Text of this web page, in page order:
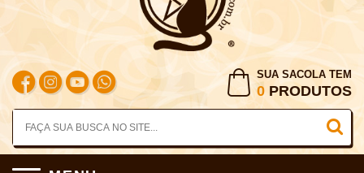
SUA SACOLA TEM
0 PRODUTOS